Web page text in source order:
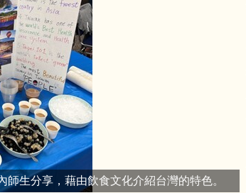
生分享，藉由飲食文化介紹台灣的特色。